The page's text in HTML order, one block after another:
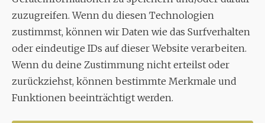
zuzugreifen. Wenn du diesen Technologien
zustimmst, können wir Daten wie das Surfverhalten
oder eindeutige IDs auf dieser Website verarbeiten.
Wenn du deine Zustimmung nicht erteilst oder
zurückziehst, können bestimmte Merkmale und
Funktionen beeinträchtigt werden.
MUSIK
Musikalischer Leiter:
Enrico Trummer
Tel.+49 (0)177 / 34 23 57 1
Facebook
TwitterYouTube